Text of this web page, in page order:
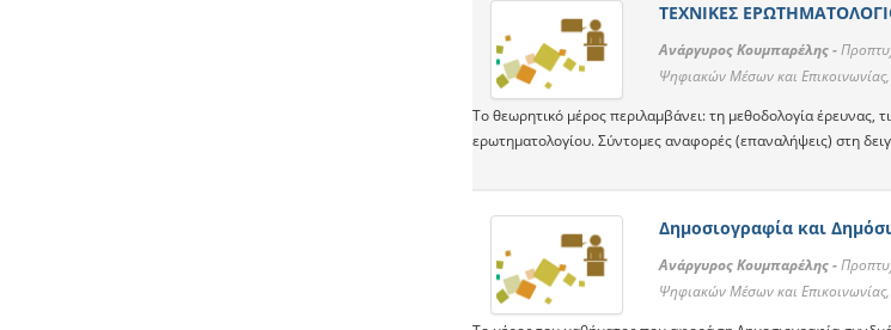
ΤΕΧΝΙΚΕΣ
Ανάργυρος Κουμπαρέλης -
Ψηφιακών Μέσων και
Το θεωρητικό μέρος περιλαμβάνει: τη μεθοδολογία έρευνας,
ερωτηματολογίου. Σύντομες αναφορές (επαναλήψεις) στη
Δημοσιογραφία και
Ανάργυρος Κουμπαρέλης -
Ψηφιακών Μέσων και